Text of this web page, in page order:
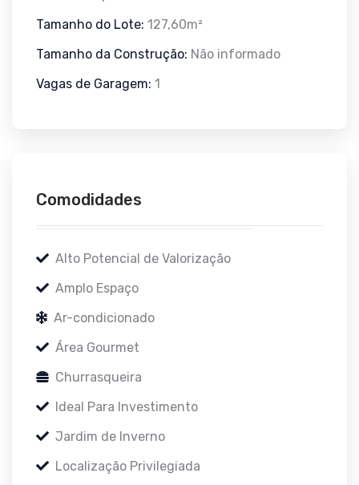
Tamanho do Lote: 127,60m²
Tamanho da Construção: Não informado
Vagas de Garagem: 1
Comodidades
Alto Potencial de Valorização
Amplo Espaço
Ar-condicionado
Área Gourmet
Churrasqueira
Ideal Para Investimento
Jardim de Inverno
Localização Privilegiada